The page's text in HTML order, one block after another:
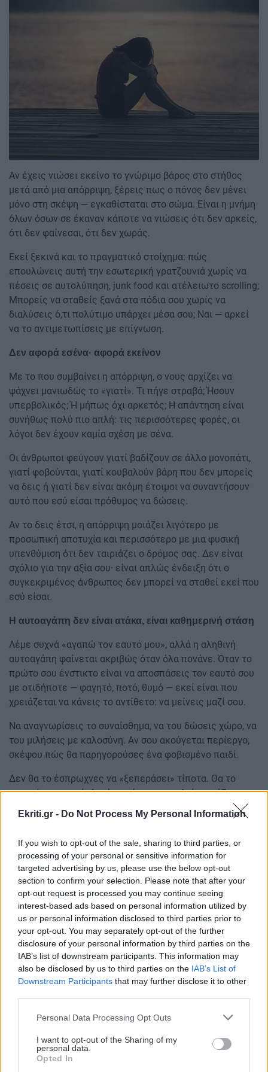
Ekriti.gr - Do Not Process My Personal Information
If you wish to opt-out of the sale, sharing to third parties, or
processing of your personal or sensitive information for
targeted advertising by us, please use the below opt-out
section to confirm your selection. Please note that after your
opt-out request is processed you may continue seeing
interest-based ads based on personal information utilized by
us or personal information disclosed to third parties prior to
your opt-out. You may separately opt-out of the further
disclosure of your personal information by third parties on the
IAB’s list of downstream participants. This information may
also be disclosed by us to third parties on the IAB’s List of
Downstream Participants that may further disclose it to other
Personal Data Processing Opt Outs
I want to opt-out of the Sharing of my
personal data.
Opted In
Αν έχεις νιώσει εκείνο το γνώριμο βάρος στο στήθος
μετά από μια απόρριψη, ξέρεις πως ο πόνος δεν μένει
μόνο στη σκέψη — εγκαθίσταται στο σώμα. Είναι η μνήμη
όλων όσων σε έκαναν κάποτε να νιώσεις ότι δεν αρκείς,
ότι δεν φαίνεσαι, ότι δεν χωράς.
Εκεί ξεκινά και το πραγματικό στοίχημα: πώς
επουλώνεις αυτή την εσωτερική γρατζουνιά χωρίς να
πέσεις σε αυτολύπηση, junk food και ατέλειωτο scrolling;
Μπορείς να σταθείς ξανά στα πόδια σου χωρίς να
διαλύσεις ό,τι πολύτιμο υπάρχει μέσα σου; Ναι — αρκεί
να το αντιμετωπίσεις με επίγνωση.
Δεν αφορά εσένα· αφορά εκείνον
Με το που συμβαίνει η απόρριψη, ο νους αρχίζει να
ψάχνει μανιωδώς το «γιατί». Τι πήγε στραβά; Ήσουν
υπερβολικός; Ή μήπως όχι αρκετός; Η απάντηση είναι
συνήθως πολύ πιο απλή: τις περισσότερες φορές, οι
λόγοι δεν έχουν καμία σχέση με σένα.
Οι άνθρωποι φεύγουν γιατί βαδίζουν σε άλλο μονοπάτι,
γιατί φοβούνται, γιατί κουβαλούν βάρη που δεν μπορείς
να δεις ή γιατί δεν είναι ακόμη έτοιμοι να συναντήσουν
αυτό που εσύ είσαι πρόθυμος να δώσεις.
Αν το δεις έτσι, η απόρριψη μοιάζει λιγότερο με
προσωπική αποτυχία και περισσότερο με μια φυσική
υπενθύμιση ότι δεν ταιριάζει ο δρόμος σας. Δεν είναι
σχόλιο για την αξία σου· είναι απλώς ένδειξη ότι ο
συγκεκριμένος άνθρωπος δεν μπορεί να σταθεί εκεί που
εσύ είσαι.
Η αυτοαγάπη δεν είναι ατάκα, είναι καθημερινή στάση
Λέμε συχνά «αγαπώ τον εαυτό μου», αλλά η αληθινή
αυτοαγάπη φαίνεται ακριβώς όταν όλα πονάνε. Όταν το
πρώτο σου ένστικτο είναι να αποσπάσεις τον εαυτό σου
με οτιδήποτε — φαγητό, ποτό, θυμό — εκεί είναι που
χρειάζεται να κάνεις το αντίθετο: να μείνεις μαζί σου.
Να αναγνωρίσεις το συναίσθημα, να του δώσεις χώρο, να
του μιλήσεις με καλοσύνη. Αν σου ακούγεται περίεργο,
σκέψου πώς θα παρηγορούσες ένα φοβισμένο παιδί.
Δεν θα το έσπρωχνες να «ξεπεράσει» τίποτα. Θα το
κρατούσες κοντά. Αυτή την ήρεμη αγκαλιά χρειάζεται
και το δικό σου ευάλωτο κομμάτι.
επίγνωση
Μπορεί να φαίνεται παράδοξο, αλλά μέσα στη δυσκολία
της απόρριψης κρύβεται ένα σπάνιο εργαλείο
αυτογνωσίας. Σε βοηθά να ξεκαθαρίσεις τι θέλεις, τι
αντέχεις, τι δεν θα δεχτείς ποτέ ξανά. Είναι σαν ένας
καθρέφτης που σου δείχνει πού χρειάζεται να ρίξεις
φως.
Εκεί μαθαίνεις να ρυθμίζεις τα συναισθήματά σου, να
ακούς το σώμα σου, να αφήνεις την αναπνοή σου να σε
Αντί να μπεις στο γνώριμο αφήγημα του «δεν αξίζω»,
μάτια, πάρε βαθιές ανάσες, άγγιξε απαλά τα χέρια σου,
βάλε λίγη μουσική, κατέγραψε ό,τι νιώθεις. Δεν